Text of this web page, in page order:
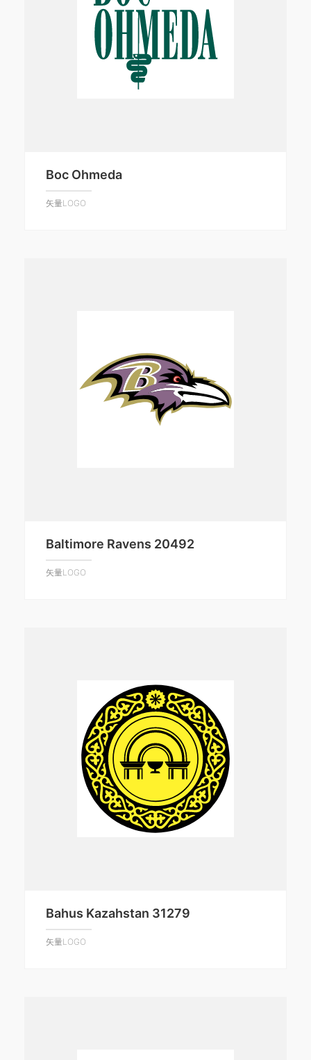
Boc Ohmeda
矢量LOGO
Baltimore Ravens 20492
矢量LOGO
Bahus Kazahstan 31279
矢量LOGO